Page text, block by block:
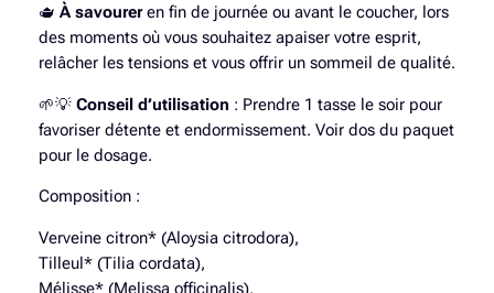
a
n
e
u
t
t
🫖 À savoureren fin de journée ou avant le coucher, lors
des moments où vous souhaitez apaiser votre esprit,
relâcher les tensions et vous offrir un sommeil de qualité.
🌱💡 Conseil d’utilisation : Prendre 1 tasse le soir pour
favoriser détente et endormissement. Voir dos du paquet
pour le dosage.
Composition :
Verveine citron* (Aloysia citrodora),
Tilleul* (Tilia cordata),
Mélisse* (Melissa officinalis),